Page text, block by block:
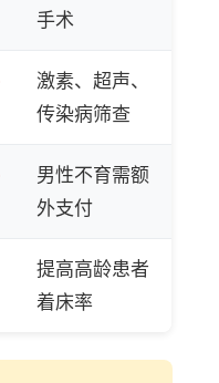
手术
激素、超声、
传染病筛查
男性不育需额
外支付
提高高龄患者
着床率